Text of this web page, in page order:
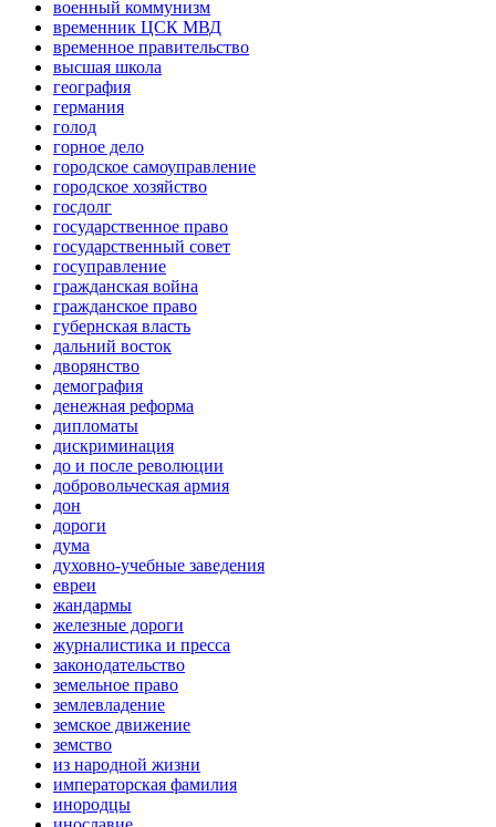
военный коммунизм
временник ЦСК МВД
временное правительство
высшая школа
география
германия
голод
горное дело
городское самоуправление
городское хозяйство
госдолг
государственное право
государственный совет
госуправление
гражданская война
гражданское право
губернская власть
дальний восток
дворянство
демография
денежная реформа
дипломаты
дискриминация
до и после революции
добровольческая армия
дон
дороги
дума
духовно-учебные заведения
евреи
жандармы
железные дороги
журналистика и пресса
законодательство
земельное право
землевладение
земское движение
земство
из народной жизни
императорская фамилия
инородцы